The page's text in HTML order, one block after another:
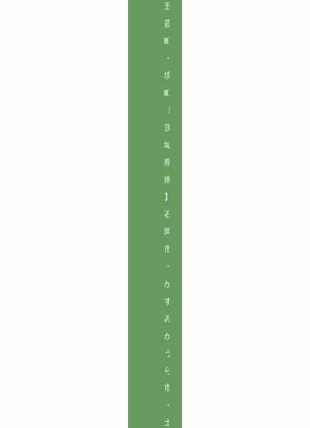
五
霞
町
・
境
町
茨
城
県
南
】
石
岡
市
・
か
す
み
が
う
ら
市
・
土